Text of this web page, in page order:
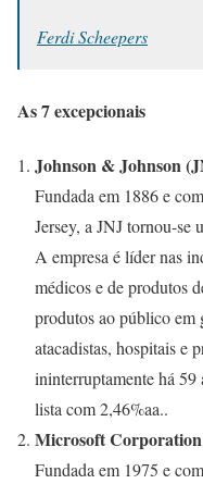
Ferdi Scheepers
As 7 excepcionais
Johnson & Johnson
Fundada em 1886 e
Jersey, a JNJ tornou-se
A empresa é líder nas
médicos e de produtos
produtos ao público em
atacadistas, hospitais e
ininterruptamente há
lista com 2,46%aa..
Microsoft
Fundada em 1975 e